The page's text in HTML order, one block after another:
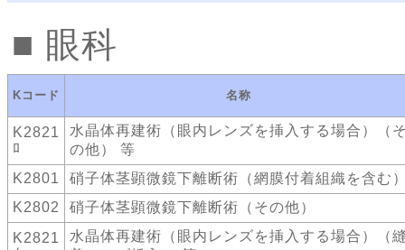
眼科
Kコード 名称
K2821
ﾛ
水晶体再建術（眼内レンズを挿入する場合）（
の他） 等
K2801
硝子体茎顕微鏡下離断術（網膜付着組織を含む
K2802
硝子体茎顕微鏡下離断術（その他）
K2821
水晶体再建術（眼内レンズを挿入する場合）（